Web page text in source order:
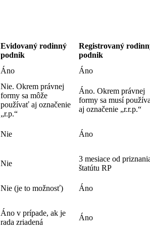
Evidovaný rodinný
podnik
Registrovaný
podnik
Áno Áno
Nie. Okrem právnej
formy sa môže
používať aj označenie
„r.p.“
Áno. Okrem právnej
formy sa musí
aj označenie „r.r.p.“
Nie Áno
Nie
3 mesiace od
štatútu RP
Nie (je to možnosť)
Áno
Áno v prípade, ak je
rada zriadená
Áno